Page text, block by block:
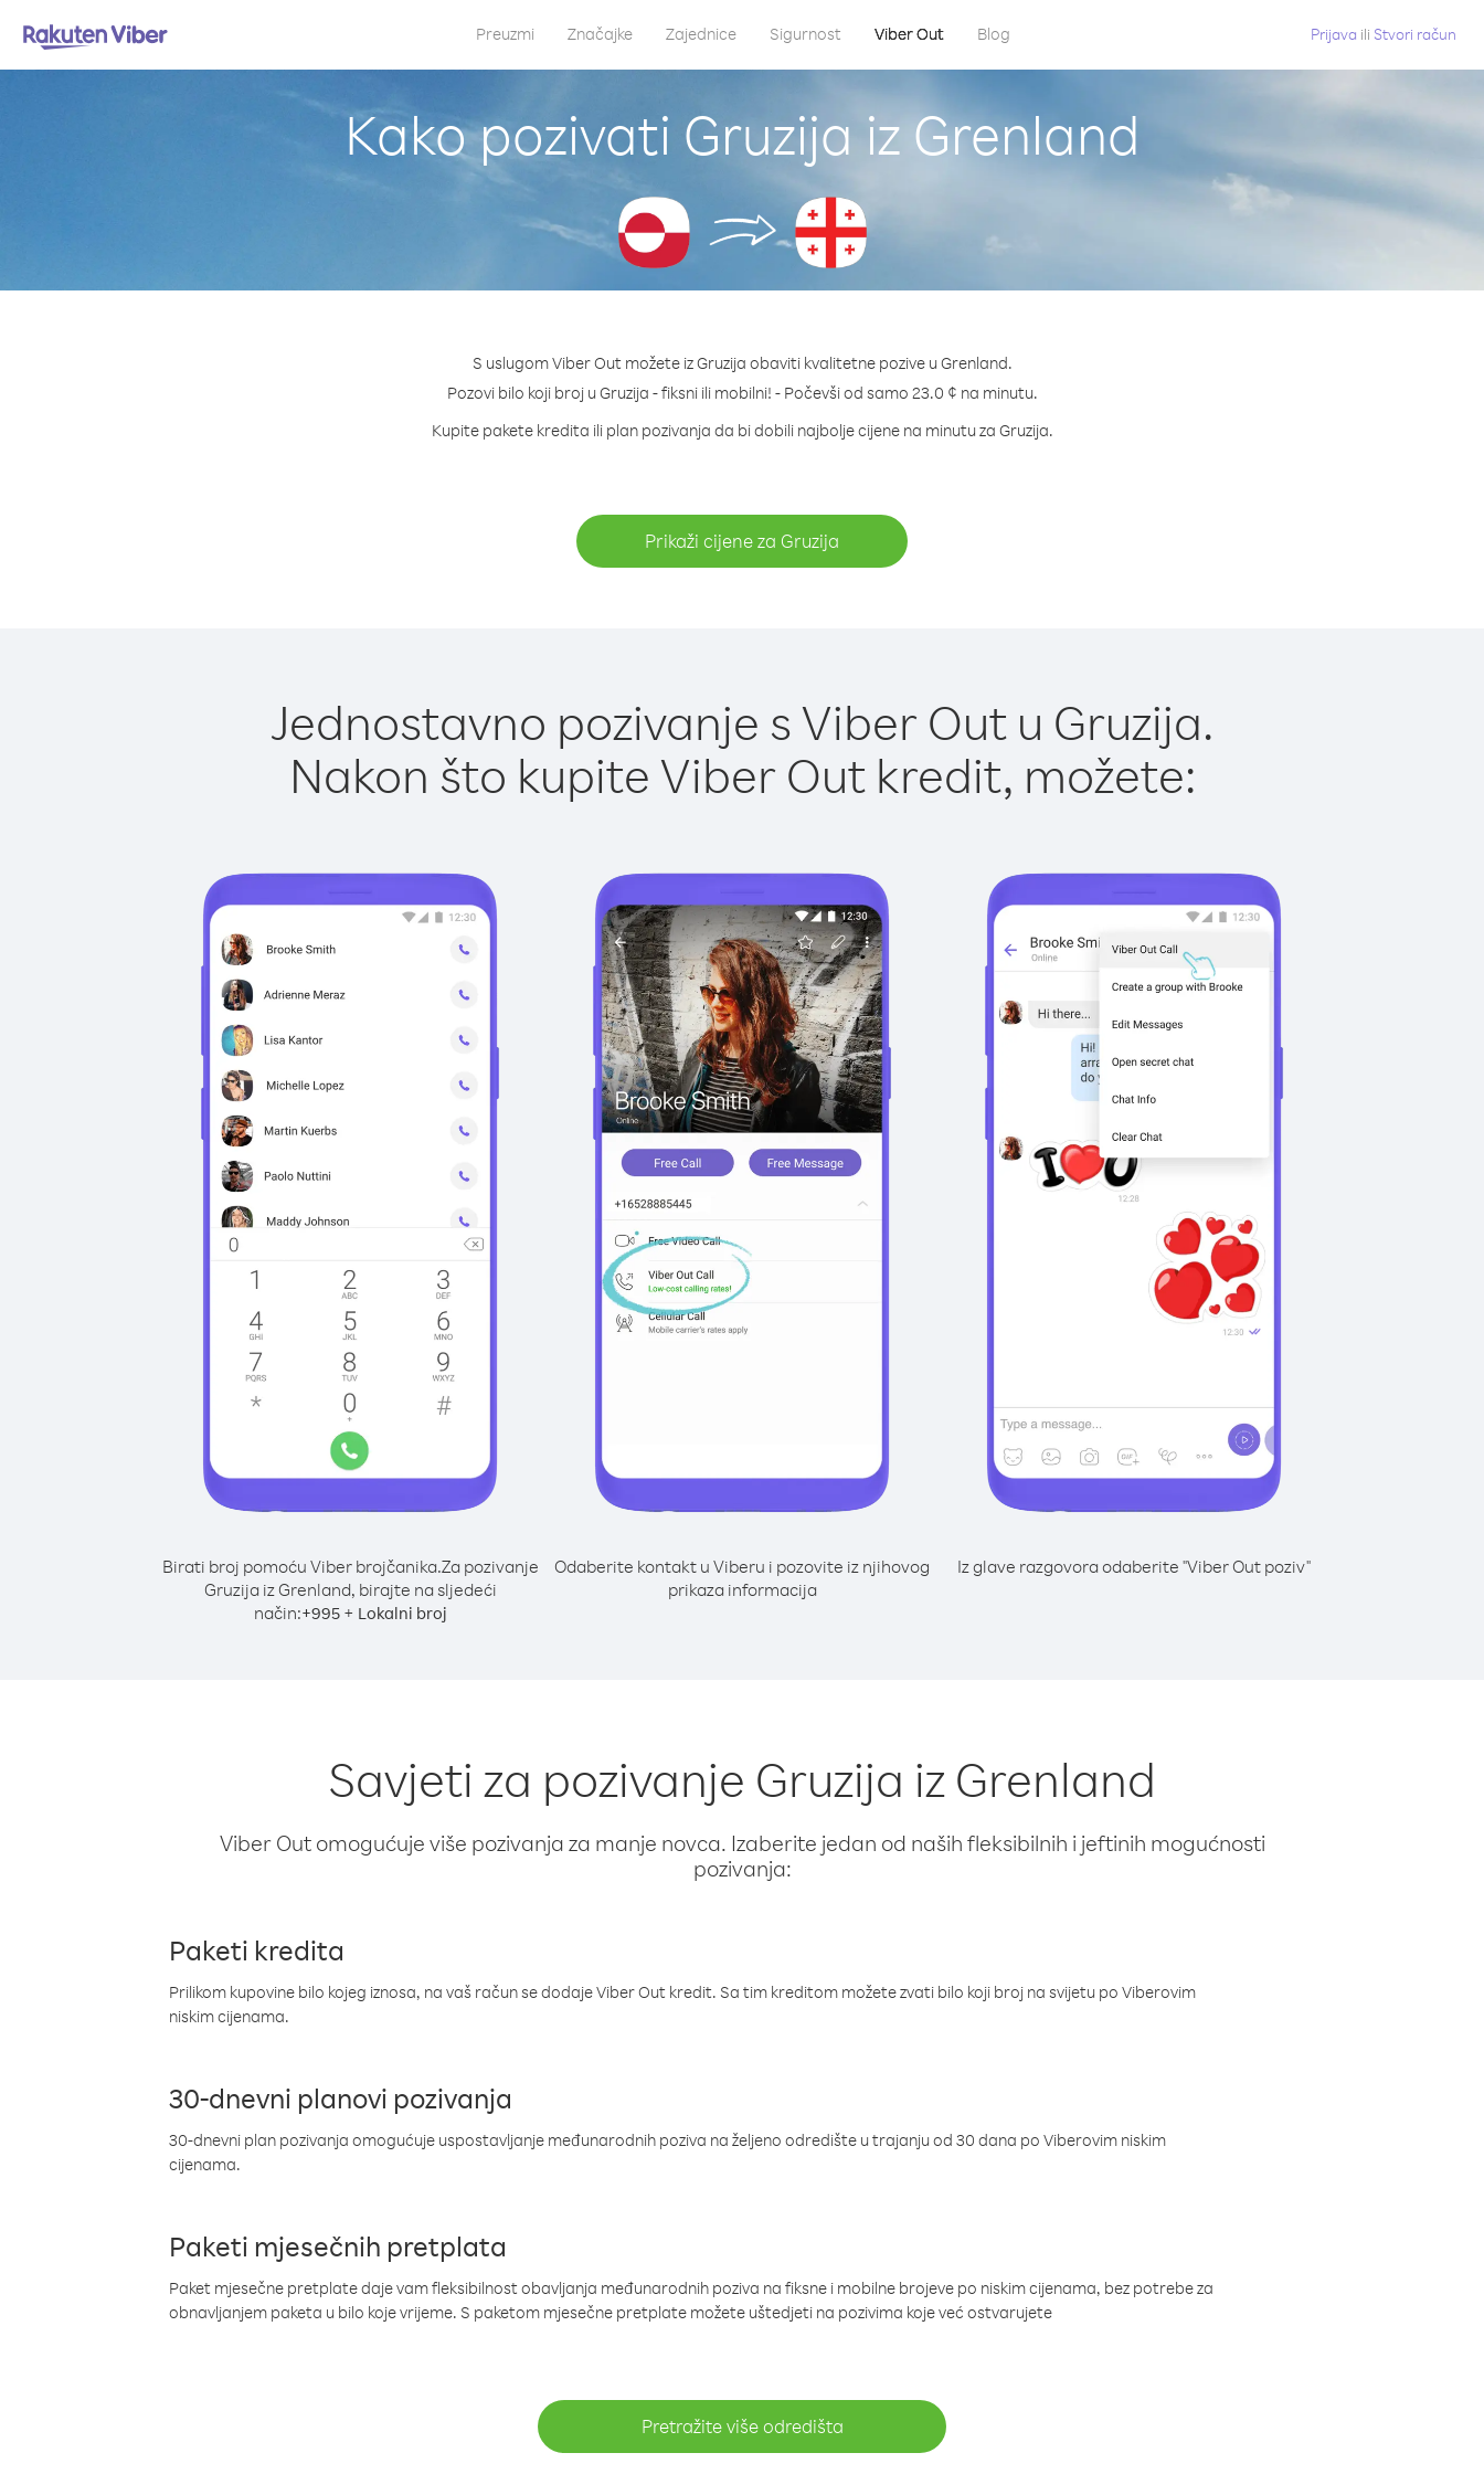
Preuzmi Značajke Zajednice Sigurnost Viber Out Blog Prijava ili Stvori račun
Kako pozivati Gruzija iz Grenland
S uslugom Viber Out možete iz Gruzija obaviti kvalitetne pozive u Grenland.
Pozovi bilo koji broj u Gruzija - fiksni ili mobilni! - Počevši od samo 23.0 ¢ na minutu.
Kupite pakete kredita ili plan pozivanja da bi dobili najbolje cijene na minutu za Gruzija.
Prikaži cijene za Gruzija
Jednostavno pozivanje s Viber Out u Gruzija.
Nakon što kupite Viber Out kredit, možete:
Birati broj pomoću Viber brojčanika.Za pozivanje
Gruzija iz Grenland, birajte na sljedeći
način:+995+ Lokalni broj
Odaberite kontakt u Viberu i pozovite iz njihovog
prikaza informacija
Iz glave razgovora odaberite "Viber Out poziv"
Savjeti za pozivanje Gruzija iz Grenland
Viber Out omogućuje više pozivanja za manje novca. Izaberite jedan od naših fleksibilnih i jeftinih mogućnosti
pozivanja:
Paketi kredita
Prilikom kupovine bilo kojeg iznosa, na vaš račun se dodaje Viber Out kredit. Sa tim kreditom možete zvati bilo koji broj na svijetu po Viberovim
niskim cijenama.
30-dnevni planovi pozivanja
30-dnevni plan pozivanja omogućuje uspostavljanje međunarodnih poziva na željeno odredište u trajanju od 30 dana po Viberovim niskim
cijenama.
Paketi mjesečnih pretplata
Paket mjesečne pretplate daje vam fleksibilnost obavljanja međunarodnih poziva na fiksne i mobilne brojeve po niskim cijenama, bez potrebe za
obnavljanjem paketa u bilo koje vrijeme. S paketom mjesečne pretplate možete uštedjeti na pozivima koje već ostvarujete
Pretražite više odredišta